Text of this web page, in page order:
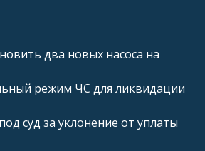
два новых насоса на
режим ЧС для ликвидации
суд за уклонение от уплаты